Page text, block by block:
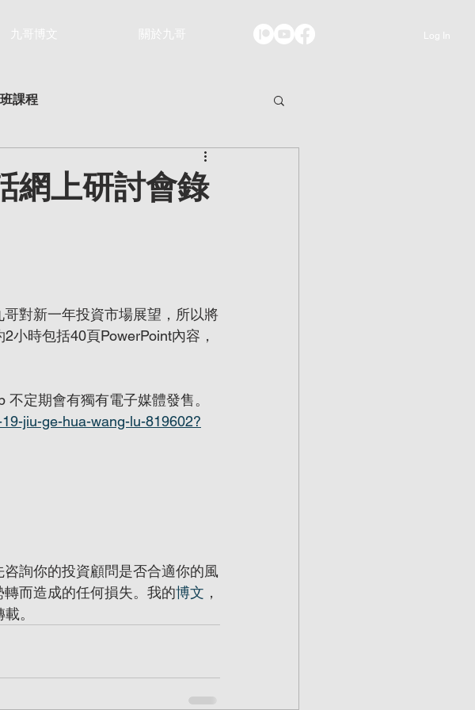
九哥博文 關於九哥 Log In
課程
網上研討會錄
對新一年投資市場展望，所以將
小時包括40頁PowerPoint內容，
定期會有獨有電子媒體發售。
jiu-ge-hua-wang-lu-819602?
詢你的投資顧問是否合適你的風
而造成的任何損失。我的博文 ，
。